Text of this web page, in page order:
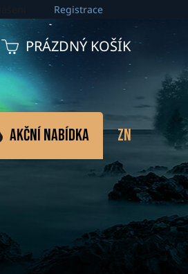
Registrace
NÁKUPNÍ
KOŠÍK
PRÁZDNÝ KOŠÍK
Akční nabídka Značky